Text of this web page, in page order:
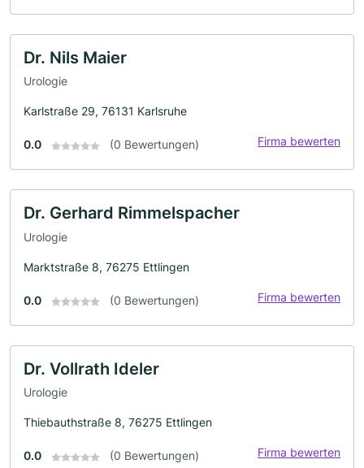
Dr. Nils Maier
Urologie
Karlstraße 29, 76131 Karlsruhe
0.0 (0 Bewertungen) Firma bewerten
Dr. Gerhard Rimmelspacher
Urologie
Marktstraße 8, 76275 Ettlingen
0.0 (0 Bewertungen) Firma bewerten
Dr. Vollrath Ideler
Urologie
Thiebauthstraße 8, 76275 Ettlingen
0.0 (0 Bewertungen) Firma bewerten